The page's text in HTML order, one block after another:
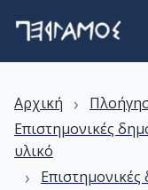
Αρχική ›
Επιστημονικές
υλικό
› Επιστημονικές